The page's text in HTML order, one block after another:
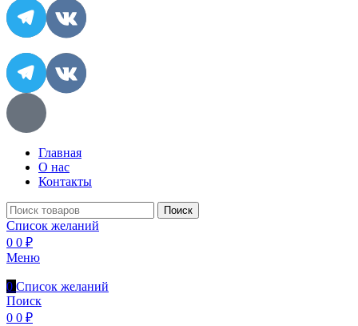
Главная
О нас
Контакты
Поиск
Список желаний
0 0 ₽
Меню
0 Список желаний
Поиск
0 0 ₽